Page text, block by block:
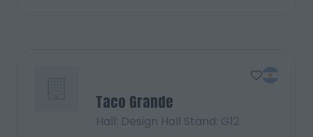
Taco Grande
Hall: Design Hall Stand: G12